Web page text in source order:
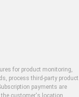
for product monitoring,
process third-party product
payments are
customer's location.